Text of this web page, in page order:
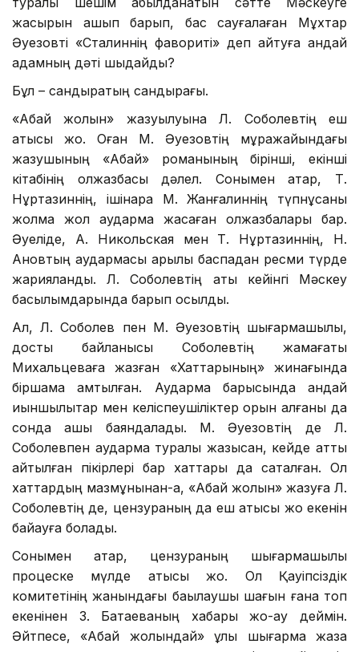
жасырын қашып барып, бас сауғалаған Мұхтар
Әуезовті «Сталиннің фавориті» деп айтуға қандай
адамның дәті шыдайды?
Бұл – сандырақтың сандырағы.
«Абай жолын» жазуылуына Л. Соболевтің еш
қатысы жоқ. Оған М. Әуезовтің мұражайындағы
жазушының «Абай» романының бірінші, екінші
кітабінің қолжазбасы дәлел. Сонымен қатар, Т.
Нұртазиннің, ішінара М. Жанғалиннің түпнұсқаны
жолма жол аударма жасаған қолжазбалары бар.
Әуеліде, А. Никольская мен Т. Нұртазиннің, Н.
Ановтың аудармасы арқылы баспадан ресми түрде
жарияланды. Л. Соболевтің аты кейінгі Мәскеу
басылымдарында барып қосылды.
Ал, Л. Соболев пен М. Әуезовтің шығармашылық,
достық байланысы Соболевтің жамағаты
Михальцеваға жазған «Хаттарының» жинағында
біршама қамтылған. Аударма барысында қандай
қиыншылықтар мен келіспеушіліктер орын алғаны да
сонда ашық баяндалады. М. Әуезовтің де Л.
Соболевпен аударма туралы жазысқан, кейде қатты
айтылған пікірлері бар хаттары да сақталған. Ол
хаттардың мазмұнынан-ақ, «Абай жолын» жазуға Л.
Соболевтің де, цензураның да еш қатысы жоқ екенін
байқауға болады.
Сонымен қатар, цензураның шығармашылық
процеске мүлде қатысы жоқ. Ол Қауіпсіздік
комитетінің жанындағы бақылаушы шағын ғана топ
екенінен З. Батаеваның хабары жоқ-ау деймін.
Әйтпесе, «Абай жолындай» ұлы шығарма жаза